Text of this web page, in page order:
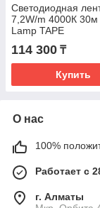
Светодиодная
7,2W/m 4000К 30м
Lamp TAPE
114 300 ₸
Купить
О нас
100%
Работает с
г. Алматы